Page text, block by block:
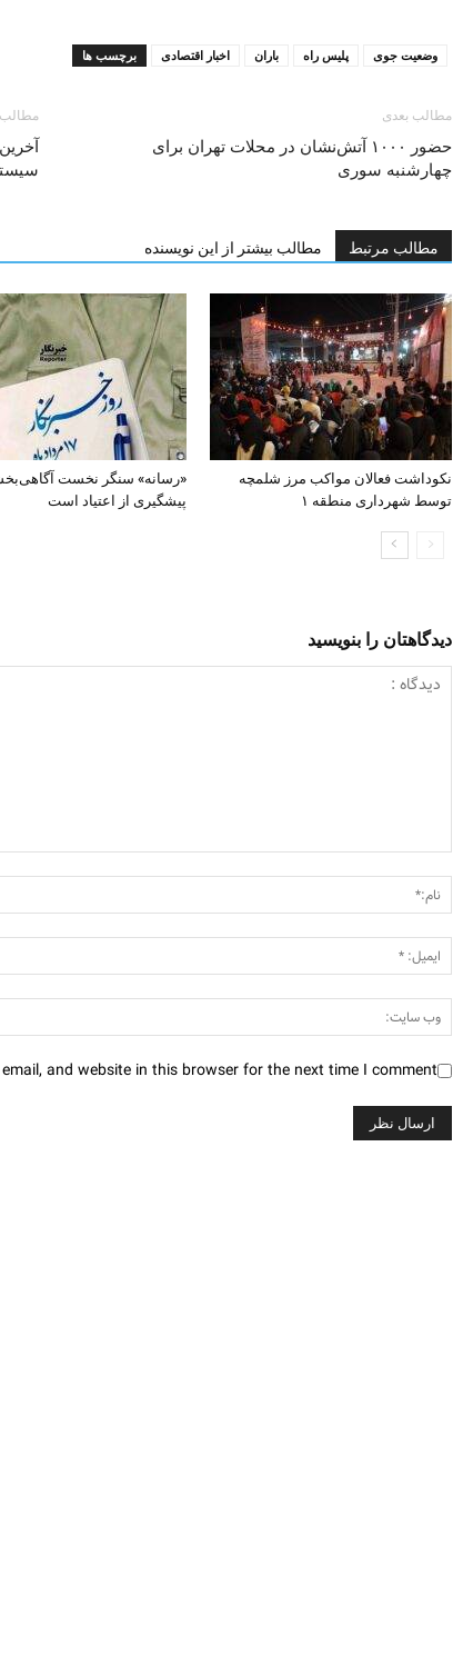
برچسب ها اخبار اقتصادی باران پلیس راه وضعیت جوی
مطالب بعدی
حضور ۱۰۰۰ آتش‌نشان در محلات تهران برای
چهارشنبه سوری
مطالب مرتبط مطالب بیشتر از این نویسنده
«رسانه» سنگر نخست
پیشگیری از اعتیاد است
نکوداشت فعالان مواکب مرز شلمچه
توسط شهرداری منطقه ۱
دیدگاهتان را بنویسید
and website in this browser for the next time I comment.